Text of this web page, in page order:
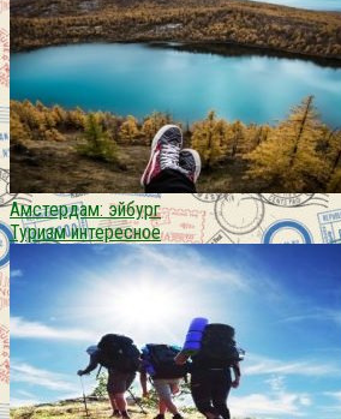
Амстердам: эйбург
Туризм интересное